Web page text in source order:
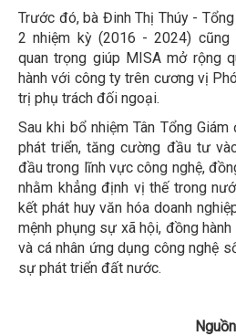
Trước đó, bà Đinh Thị Thúy -
2 nhiệm kỳ (2016 - 2024)
quan trọng giúp MISA mở rộng
hành với công ty trên cương vị
trị phụ trách đối ngoại.
Sau khi bổ nhiệm Tân Tổng
phát triển, tăng cường đầu tư
đầu trong lĩnh vực công nghệ,
nhằm khẳng định vị thế trong
kết phát huy văn hóa doanh
mệnh phụng sự xã hội, đồng
và cá nhân ứng dụng công nghệ
sự phát triển đất nước.